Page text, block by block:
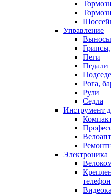
Управление
Выносы
Пеги
Педали
Рога,
Рули
Седла
Инструмент
Электроника